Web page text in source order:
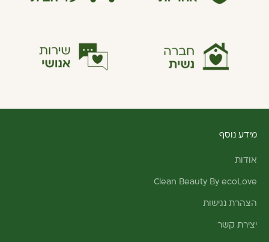
מידע נוסף
אודות
Clean Beauty By ecoLove
הצהרת נגישות
יצירת קשר